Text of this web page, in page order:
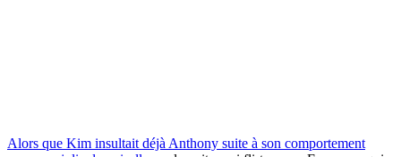
Alors que Kim insultait déjà Anthony suite à son comportement